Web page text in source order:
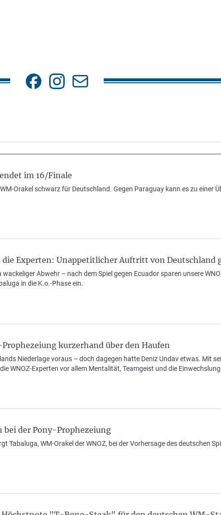
im 16/Finale
Orakel schwarz für Deutschland. Gegen Paraguay kann es zu einer
Experten: Unappetitlicher Auftritt von Deutschland
Abwehr – nach dem Spiel gegen Ecuador sparen unsere
in die K.o.-Phase ein.
kurzerhand über den Haufen
Niederlage voraus – doch dagegen hatte Deniz Undav etwas. Mit
WNOZ-Experten vor allem Mentalität, Teamgeist und die
bei der Pony-Prophezeiung
Tabaluga, WM-Orakel der WNOZ, bei der Vorhersage des deutschen